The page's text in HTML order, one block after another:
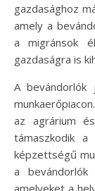
gazdasághoz
amely a
a migránsok
gazdaságra is
A bevándorlók
az agrárium
támaszkodik a
képzettségű
a
amelyeket a